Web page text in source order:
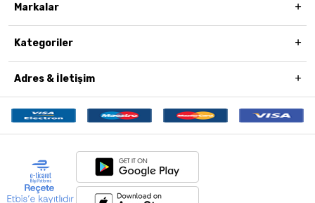
Markalar
Kategoriler
Adres & İletişim